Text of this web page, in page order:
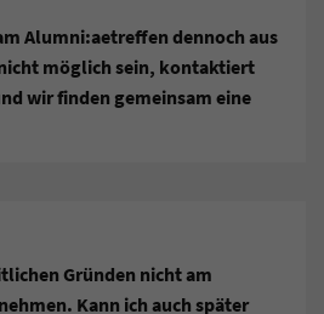
Alumni:aetreffen dennoch aus
möglich sein, kontaktiert
wir finden gemeinsam eine
Gründen nicht am
Kann ich auch später